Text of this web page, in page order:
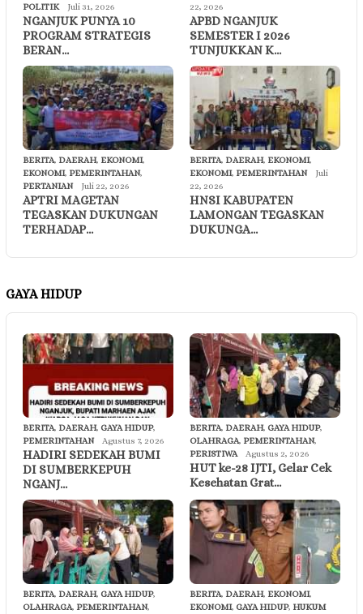
POLITIK
Juli 31, 2026
NGANJUK PUNYA 10
PROGRAM STRATEGIS
BERAN…
22, 2026
APBD NGANJUK
SEMESTER I 2026
TUNJUKKAN K…
BERITA, DAERAH, EKONOMI,
EKONOMI, PEMERINTAHAN,
PERTANIAN
Juli 22, 2026
APTRI MAGETAN
TEGASKAN DUKUNGAN
TERHADAP…
BERITA, DAERAH, EKONOMI,
EKONOMI, PEMERINTAHAN
Juli
22, 2026
HNSI KABUPATEN
LAMONGAN TEGASKAN
DUKUNGA…
GAYA HIDUP
BERITA, DAERAH, GAYA HIDUP,
PEMERINTAHAN
Agustus 7, 2026
HADIRI SEDEKAH BUMI
DI SUMBERKEPUH
NGANJ…
BERITA, DAERAH, GAYA HIDUP,
OLAHRAGA, PEMERINTAHAN,
PERISTIWA
Agustus 2, 2026
HUT ke-28 IJTI, Gelar Cek
Kesehatan Grat…
BERITA, DAERAH, GAYA HIDUP,
OLAHRAGA, PEMERINTAHAN,
BERITA, DAERAH, EKONOMI,
EKONOMI, GAYA HIDUP, HUKUM